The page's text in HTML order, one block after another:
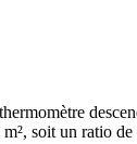
soit un ratio